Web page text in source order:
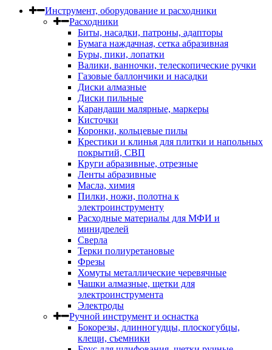
Инструмент, оборудование и расходники
Расходники
Биты, насадки, патроны, адапторы
Бумага наждачная, сетка абразивная
Буры, пики, лопатки
Валики, ванночки, телескопические ручки
Газовые баллончики и насадки
Диски алмазные
Диски пильные
Карандаши малярные, маркеры
Кисточки
Коронки, кольцевые пилы
Крестики и клинья для плитки и напольных
покрытий, СВП
Круги абразивные, отрезные
Ленты абразивные
Масла, химия
Пилки, ножи, полотна к
электроинструменту
Расходные материалы для МФИ и
минидрелей
Сверла
Терки полиуретановые
Фрезы
Хомуты металлические черевячные
Чашки алмазные, щетки для
электроинструмента
Электроды
Ручной инструмент и оснастка
Бокорезы, длинногудцы, плоскогубцы,
клещи, съемники